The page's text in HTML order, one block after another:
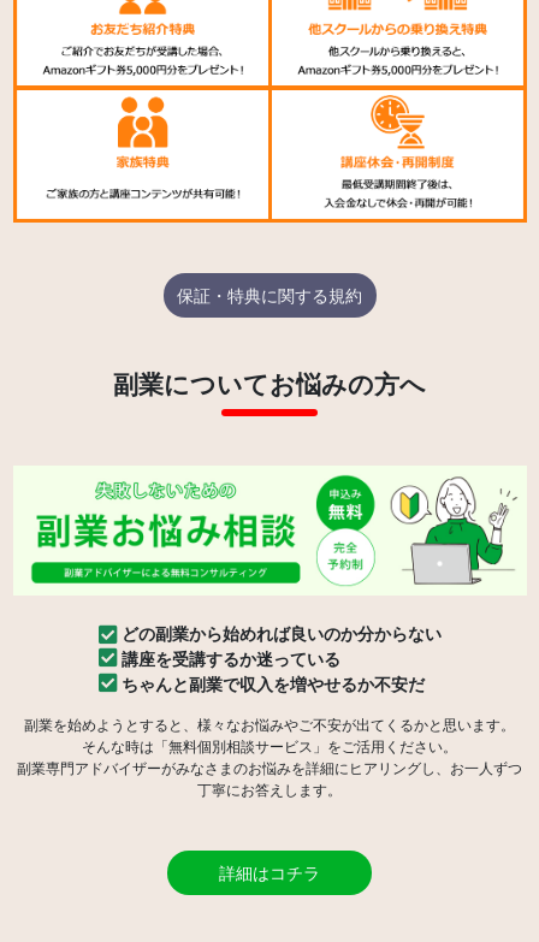
保証・特典に関する規約
副業についてお悩みの方へ
どの副業から始めれば良いのか分からない
講座を受講するか迷っている
ちゃんと副業で収入を増やせるか不安だ
副業を始めようとすると、様々なお悩みやご不安が出てくるかと思います。
そんな時は「無料個別相談サービス」をご活用ください。
副業専門アドバイザーがみなさまのお悩みを詳細にヒアリングし、お一人ずつ
詳細はコチラ